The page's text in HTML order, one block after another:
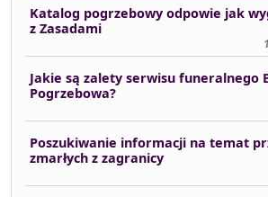
Katalog pogrzebowy odpowie jak
z Zasadami
Jakie są zalety serwisu funeralnego
Pogrzebowa?
Poszukiwanie informacji na temat
zmarłych z zagranicy